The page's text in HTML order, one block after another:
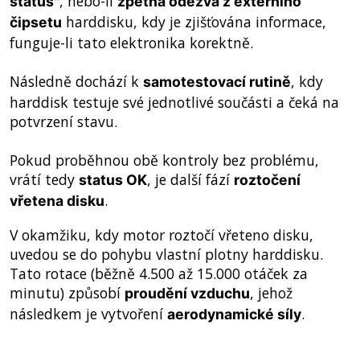
čipsetu harddisku, kdy je zjišťována informace,
funguje-li tato elektronika korektně.
Následně dochází k samotestovací rutině, kdy
harddisk testuje své jednotlivé součásti a čeká na
potvrzení stavu.
Pokud proběhnou obě kontroly bez problému,
vrátí tedy status OK, je další fází roztočení
vřetena disku.
V okamžiku, kdy motor roztočí vřeteno disku,
uvedou se do pohybu vlastní plotny harddisku.
Tato rotace (běžně 4.500 až 15.000 otáček za
minutu) způsobí proudění vzduchu, jehož
následkem je vytvoření aerodynamické síly.